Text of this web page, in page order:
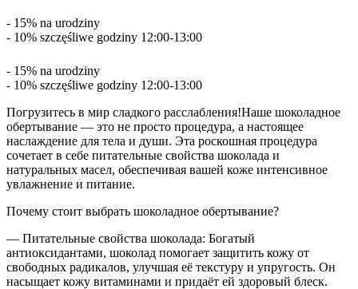
- 15% na urodziny
- 10% szczęśliwe godziny 12:00-13:00
- 15% na urodziny
- 10% szczęśliwe godziny 12:00-13:00
Погрузитесь в мир сладкого расслабления!Наше шоколадное
обертывание — это не просто процедура, а настоящее
наслаждение для тела и души. Эта роскошная процедура
сочетает в себе питательные свойства шоколада и
натуральных масел, обеспечивая вашей коже интенсивное
увлажнение и питание.
Почему стоит выбрать шоколадное обертывание?
— Питательные свойства шоколада: Богатый
антиоксидантами, шоколад помогает защитить кожу от
свободных радикалов, улучшая её текстуру и упругость. Он
насыщает кожу витаминами и придаёт ей здоровый блеск.